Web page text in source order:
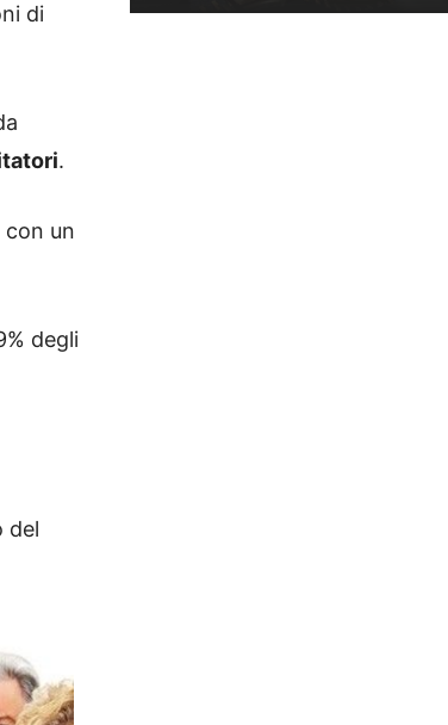
di
.
con un
degli
del